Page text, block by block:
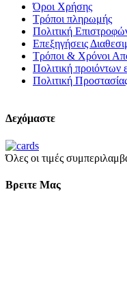
Όροι Χρήσης
Τρόποι πληρωμής
Πολιτική
Επεξηγήσεις
Τρόποι & Χρόνοι
Πολιτική προιόντων
Πολιτική
Δεχόμαστε
Όλες οι τιμές
Βρειτε Μας